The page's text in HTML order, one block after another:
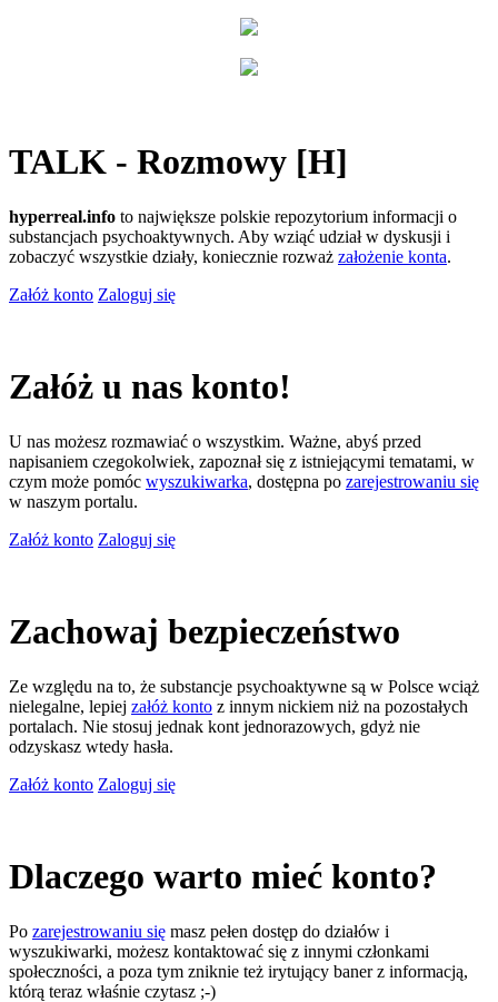
TALK - Rozmowy [H]
hyperreal.info to największe polskie repozytorium informacji o
substancjach psychoaktywnych. Aby wziąć udział w dyskusji i
zobaczyć wszystkie działy, koniecznie rozważ założenie konta.
Załóż konto Zaloguj się
Załóż u nas konto!
U nas możesz rozmawiać o wszystkim. Ważne, abyś przed
napisaniem czegokolwiek, zapoznał się z istniejącymi tematami, w
czym może pomóc wyszukiwarka, dostępna po zarejestrowaniu się
w naszym portalu.
Załóż konto Zaloguj się
Zachowaj bezpieczeństwo
Ze względu na to, że substancje psychoaktywne są w Polsce wciąż
nielegalne, lepiej załóż konto z innym nickiem niż na pozostałych
portalach. Nie stosuj jednak kont jednorazowych, gdyż nie
odzyskasz wtedy hasła.
Załóż konto Zaloguj się
Dlaczego warto mieć konto?
Po zarejestrowaniu się masz pełen dostęp do działów i
wyszukiwarki, możesz kontaktować się z innymi członkami
społeczności, a poza tym zniknie też irytujący baner z informacją,
którą teraz właśnie czytasz ;-)